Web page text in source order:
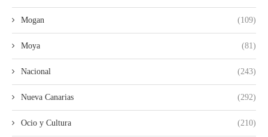
Mogan (109)
Moya (81)
Nacional (243)
Nueva Canarias (292)
Ocio y Cultura (210)